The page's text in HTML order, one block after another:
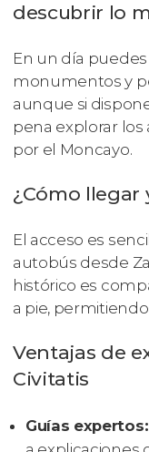
descubrir lo
En un día
monumentos y
aunque si
pena explorar
por el Moncayo.
¿Cómo llegar
El acceso es
autobús desde
histórico es
a pie,
Ventajas de
Civitatis
Guías expertos: